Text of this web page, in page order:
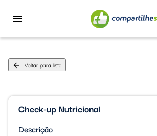
menu
arrow_back Voltar para lista
Check-up Nutricional
Descrição